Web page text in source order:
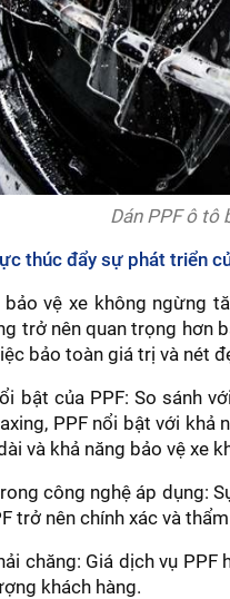
Dán PPF ô tô
thúc đẩy sự phát triển
bảo vệ xe không ngừng
trở nên quan trọng hơn
bảo toàn giá trị và nét
bật của PPF: So sánh
PPF nổi bật với
và khả năng bảo vệ xe
công nghệ áp dụng:
trở nên chính xác và
chăng: Giá dịch vụ
khách hàng.